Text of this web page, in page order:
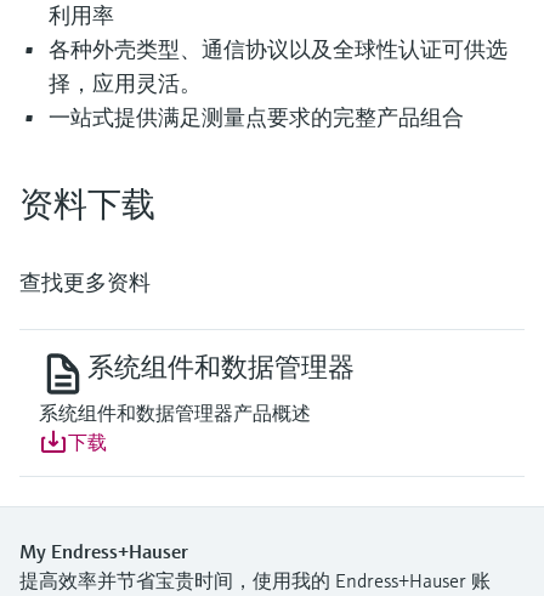
Show more
利用率
各种外壳类型、通信协议以及全球性认证可供选
择，应用灵活。
一站式提供满足测量点要求的完整产品组合
资料下载
查找更多资料
系统组件和数据管理器
系统组件和数据管理器产品概述
下载
My Endress+Hauser
提高效率并节省宝贵时间，使用我的 Endress+Hauser 账